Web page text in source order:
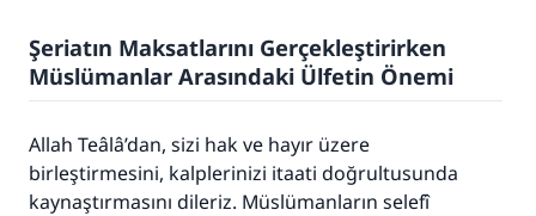
Şeriatın Maksatlarını Gerçekleştirirken
Müslümanlar Arasındaki Ülfetin Önemi
Allah Teâlâ’dan, sizi hak ve hayır üzere
birleştirmesini, kalplerinizi itaati doğrultusunda
kaynaştırmasını dileriz. Müslümanların selefî